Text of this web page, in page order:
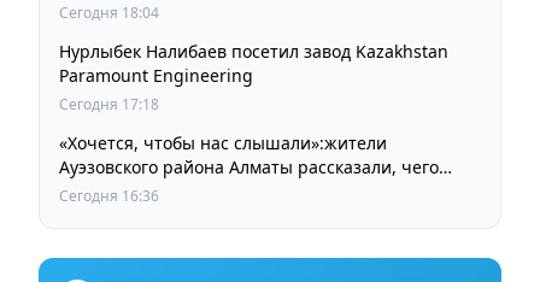
Сегодня 18:04
Нурлыбек Налибаев посетил завод Kazakhstan
Paramount Engineering
Сегодня 17:18
«Хочется, чтобы нас слышали»:жители
Ауэзовского района Алматы рассказали, чего
ждут от выборов депутатов Курултая
Сегодня 16:36